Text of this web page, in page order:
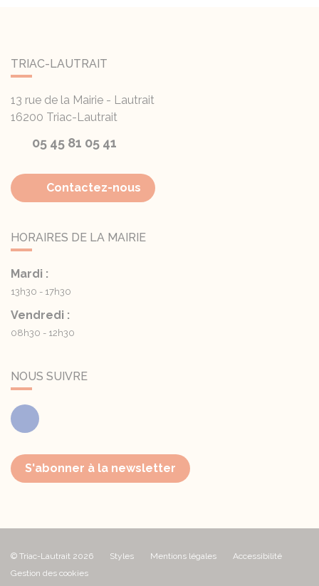
TRIAC-LAUTRAIT
13 rue de la Mairie - Lautrait
16200 Triac-Lautrait
05 45 81 05 41
Contactez-nous
HORAIRES DE LA MAIRIE
Mardi :
13h30 - 17h30
Vendredi :
08h30 - 12h30
NOUS SUIVRE
Facebook
S'abonner à la newsletter
© Triac-Lautrait 2026 Styles Mentions légales
Accessibilité
Gestion des cookies